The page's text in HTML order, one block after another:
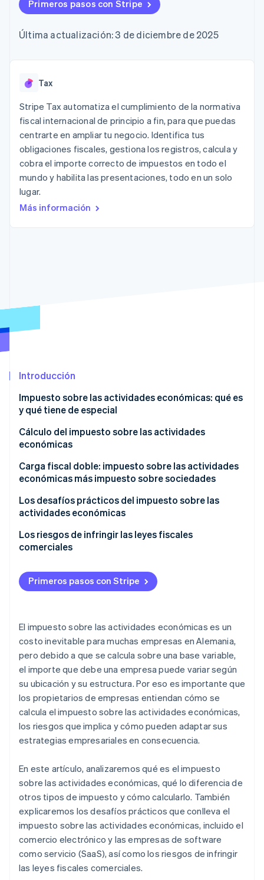
Authorization
Boost
de aceptación
acelerado
Recognition
Automatización
Stripe Sigma
personalizados
Más
Product roadmap
Ver lo que viene
Radar
Prevención de fraude
Atlas
Gestión del dinero
SaaS
Empresas de IA
Economía de los
creadores
Juegos
Hostelería, viajes y ocio
Seguros
Medios de
Organizaciones sin
Servicios
Gestionar
Ofrecer cobro por
consumo
respaldadas por
Recursos
Integraciones de
aplicaciones
desarrolladores
Empresa
producto
Sessions
Contacto
Contacta con ventas
Conviértete en socio
Primeros pasos con Stripe
Última actualización: 3 de diciembre de 2025
Tax
Stripe Tax automatiza el cumplimiento de la normativa
fiscal internacional de principio a fin, para que puedas
centrarte en ampliar tu negocio. Identifica tus
obligaciones fiscales, gestiona los registros, calcula y
cobra el importe correcto de impuestos en todo el
mundo y habilita las presentaciones, todo en un solo
lugar.
Más información
Introducción
Impuesto sobre las actividades económicas: qué es
y qué tiene de especial
¿Cuándo tengo que empezar a pagar el impuesto
sobre las actividades económicas?
Cálculo del impuesto sobre las actividades
económicas
Cálculo de ingresos comerciales
Consideración del monto exento del impuesto
sobre las actividades económicas
actividades económicas
actividades económicas
Ejemplo de cálculo
Carga fiscal doble: impuesto sobre las actividades
económicas más impuesto sobre sociedades
Los desafíos prácticos del impuesto sobre las
actividades económicas
Impacto en la rentabilidad
Adaptación de la estrategia de tu empresa
Los riesgos de infringir las leyes fiscales
comerciales
Primeros pasos con Stripe
El impuesto sobre las actividades económicas es un
costo inevitable para muchas empresas en Alemania,
pero debido a que se calcula sobre una base variable,
el importe que debe una empresa puede variar según
su ubicación y su estructura. Por eso es importante que
los propietarios de empresas entiendan cómo se
calcula el impuesto sobre las actividades económicas,
los riesgos que implica y cómo pueden adaptar sus
estrategias empresariales en consecuencia.
En este artículo, analizaremos qué es el impuesto
sobre las actividades económicas, qué lo diferencia de
otros tipos de impuesto y cómo calcularlo. También
explicaremos los desafíos prácticos que conlleva el
impuesto sobre las actividades económicas, incluido el
comercio electrónico y las empresas de software
como servicio (SaaS), así como los riesgos de infringir
las leyes fiscales comerciales.